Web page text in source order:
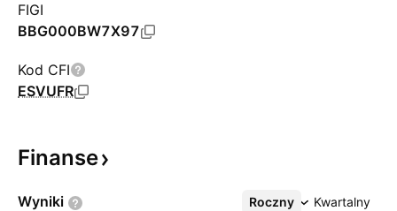
FIGI
BBG000BW7X97
Kod CFI
ESVUFR
Finanse
Wyniki Roczny Kwartalny
Więcej